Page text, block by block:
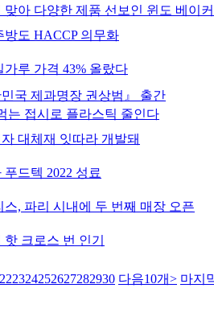
맞아 다양한 제품 선보인 윈도 베이
방도 HACCP 의무화
가루 가격 43% 올랐다
민국 제과명장 권상범』 출간
는 접시로 플라스틱 줄인다
대체재 잇따라 개발돼
푸드텍 2022 성료
스, 파리 시내에 두 번째 매장 오픈
핫 크로스 번 인기
222324252627282930 다음10개> 마지